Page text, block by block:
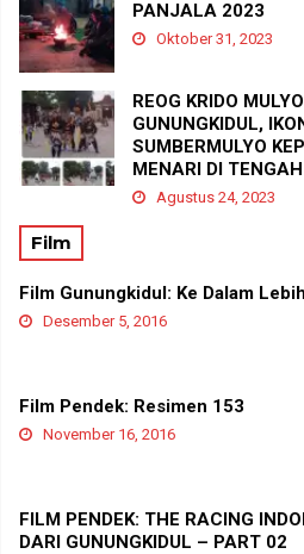
PANJALA 2023
Oktober 31, 2023
REOG KRIDO
GUNUNGKIDUL,
SUMBERMULYO
MENARI DI
Agustus 24, 2023
Film
Film Gunungkidul: Ke Dalam
Desember 5, 2016
Film Pendek: Resimen 153
November 16, 2016
FILM PENDEK: THE RACING
DARI GUNUNGKIDUL – PART 02